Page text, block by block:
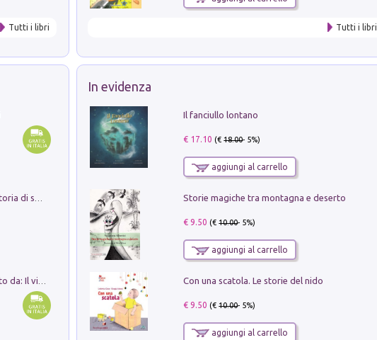
Tutti i libri Tutti i libri
In evidenza
Il fanciullo lontano
€ 17.10 (€18.00- 5%)
aggiungi al carrello
Storie magiche tra montagna e deserto
€ 9.50 (€10.00- 5%)
aggiungi al carrello
Con una scatola. Le storie del nido
€ 9.50 (€10.00- 5%)
aggiungi al carrello